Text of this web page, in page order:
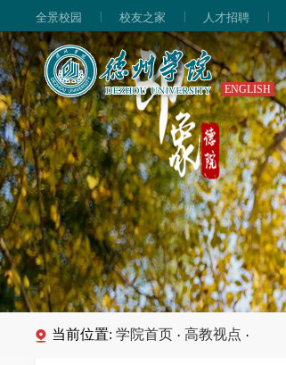
全景校园 | 校友之家 | 人才招聘 |
ENGLISH
当前位置:学院首页 · 高教视点 ·